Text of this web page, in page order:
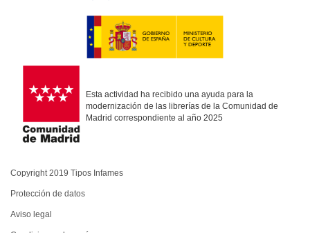
Esta actividad ha recibido una ayuda para la
modernización de las librerías de la Comunidad de
Madrid correspondiente al año 2025
Copyright 2019 Tipos Infames
Protección de datos
Aviso legal